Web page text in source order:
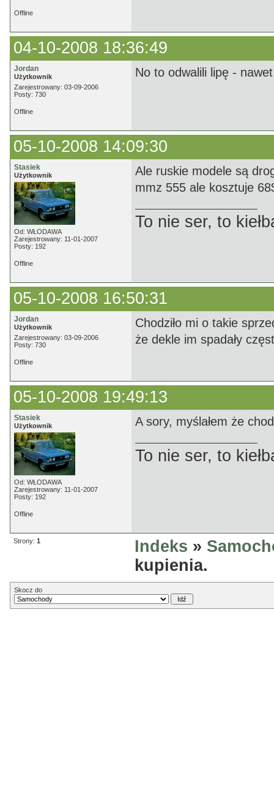
Offline
04-10-2008 18:36:49
Jordan
Użytkownik
Zarejestrowany: 03-09-2006
Posty: 730
No to odwalili lipę -
Offline
05-10-2008 14:09:30
Stasiek
Użytkownik
Od: WŁODAWA
Zarejestrowany: 11-01-2007
Posty: 192
Ale ruskie modele są
mmz 555 ale kosztuje
To nie ser, to
Offline
05-10-2008 16:50:31
Jordan
Użytkownik
Zarejestrowany: 03-09-2006
Posty: 730
Chodziło mi o takie
że dekle im spadały
Offline
05-10-2008 19:49:13
Stasiek
Użytkownik
Od: WŁODAWA
Zarejestrowany: 11-01-2007
Posty: 192
A sory, myślałem że
To nie ser, to
Offline
Strony: 1 Indeks »
kupienia.
Skocz do